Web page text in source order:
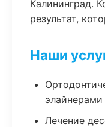
Калининград.
результат,
Наши
элайнерами
Лечение